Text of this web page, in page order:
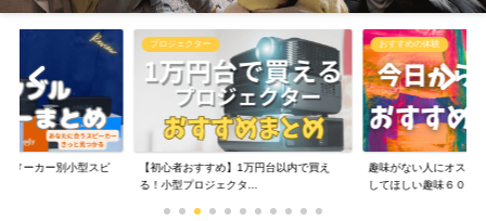
メーカー別小型スピ
プロジェクター
【初心者おすすめ】1万円台以内で買え
る！小型プロジェクタ...
おすすめの体験
趣味がない人にオスス
してほしい趣味６０...